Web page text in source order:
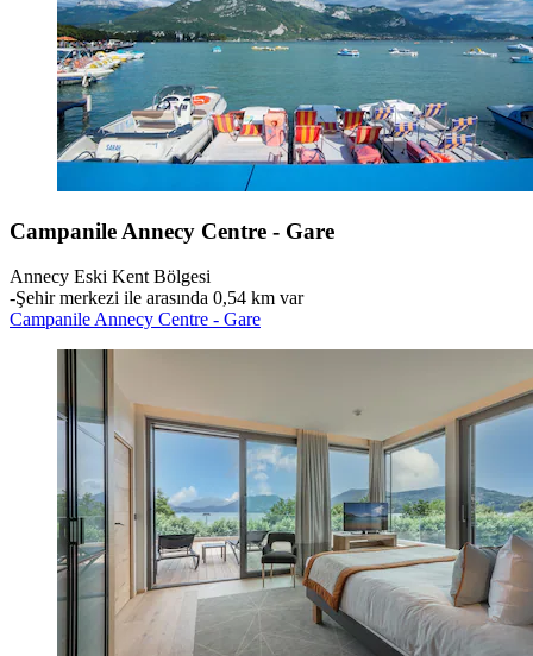
Campanile Annecy Centre - Gare
Annecy Eski Kent Bölgesi
‐Şehir merkezi ile arasında 0,54 km var
Campanile Annecy Centre - Gare